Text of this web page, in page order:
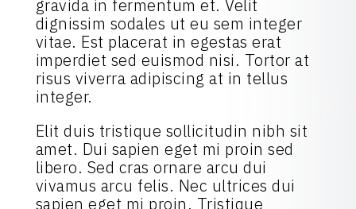
gravida in fermentum et. Velit
dignissim sodales ut eu sem integer
vitae. Est placerat in egestas erat
imperdiet sed euismod nisi. Tortor at
risus viverra adipiscing at in tellus
integer.
Elit duis tristique sollicitudin nibh sit
amet. Dui sapien eget mi proin sed
libero. Sed cras ornare arcu dui
vivamus arcu felis. Nec ultrices dui
sapien eget mi proin. Tristique